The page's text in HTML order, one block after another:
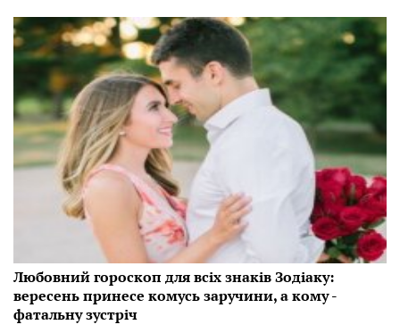
Любовний гороскоп для всіх знаків Зодіаку:
вересень принесе комусь заручини, а кому -
фатальну зустріч